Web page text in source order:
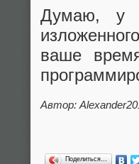
Думаю, у
ваше
Автор:
Поделиться…